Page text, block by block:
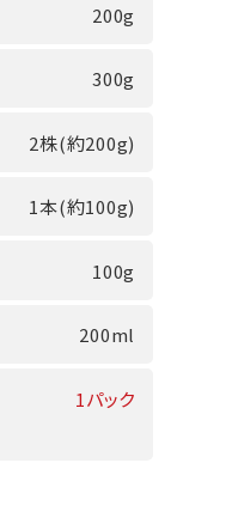
200g
300g
2株(約200g)
1本(約100g)
100g
200ml
1パック